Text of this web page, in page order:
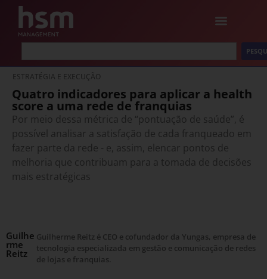
ESTRATÉGIA E EXECUÇÃO
Quatro indicadores para aplicar a health
score a uma rede de franquias
Por meio dessa métrica de “pontuação de saúde”, é
possível analisar a satisfação de cada franqueado em
fazer parte da rede - e, assim, elencar pontos de
melhoria que contribuam para a tomada de decisões
mais estratégicas
Guilhe
rme
Reitz
Guilherme Reitz é CEO e cofundador da Yungas, empresa de
tecnologia especializada em gestão e comunicação de redes
de lojas e franquias.